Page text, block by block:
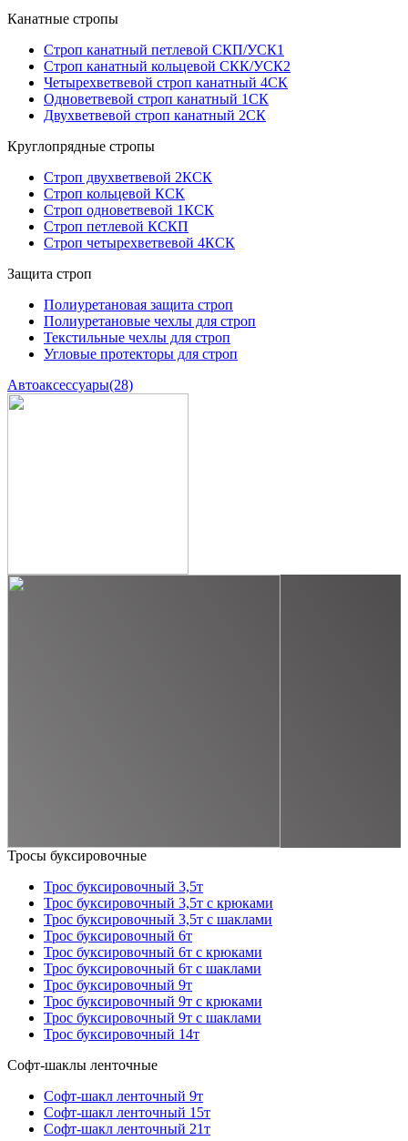
Канатные стропы
Строп канатный петлевой СКП/УСК1
Строп канатный кольцевой СКК/УСК2
Четырехветвевой строп канатный 4СК
Одноветвевой строп канатный 1СК
Двухветвевой строп канатный 2СК
Круглопрядные стропы
Строп двухветвевой 2КСК
Строп кольцевой КСК
Строп одноветвевой 1КСК
Строп петлевой КСКП
Строп четырехветвевой 4КСК
Защита строп
Полиуретановая защита строп
Полиуретановые чехлы для строп
Текстильные чехлы для строп
Угловые протекторы для строп
Автоаксессуары(28)
Тросы буксировочные
Трос буксировочный 3,5т
Трос буксировочный 3,5т с крюками
Трос буксировочный 3,5т с шаклами
Трос буксировочный 6т
Трос буксировочный 6т с крюками
Трос буксировочный 6т с шаклами
Трос буксировочный 9т
Трос буксировочный 9т с крюками
Трос буксировочный 9т с шаклами
Трос буксировочный 14т
Софт-шаклы ленточные
Софт-шакл ленточный 9т
Софт-шакл ленточный 15т
Софт-шакл ленточный 21т